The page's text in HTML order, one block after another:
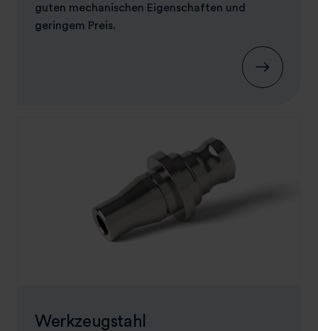
guten mechanischen Eigenschaften und
geringem Preis.
Werkzeugstahl